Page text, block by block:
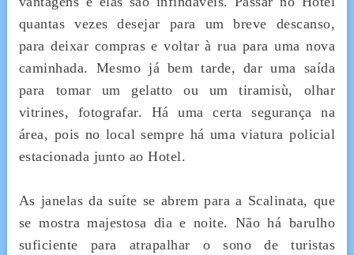
quantas vezes desejar para um breve descanso,
para deixar compras e voltar à rua para uma nova
caminhada. Mesmo já bem tarde, dar uma saída
para tomar um gelatto ou um tiramisù, olhar
vitrines, fotografar. Há uma certa segurança na
área, pois no local sempre há uma viatura policial
estacionada junto ao Hotel.
As janelas da suíte se abrem para a Scalinata, que
se mostra majestosa dia e noite. Não há barulho
suficiente para atrapalhar o sono de turistas